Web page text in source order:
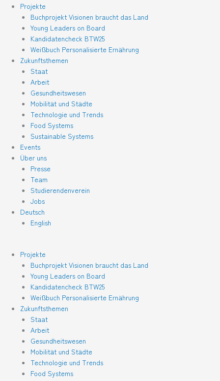
Projekte
Buchprojekt Visionen braucht das Land
Young Leaders on Board
Kandidatencheck BTW25
Weißbuch Personalisierte Ernährung
Zukunftsthemen
Staat
Arbeit
Gesundheitswesen
Mobilität und Städte
Technologie und Trends
Food Systems
Sustainable Systems
Events
Über uns
Presse
Team
Studierendenverein
Jobs
Deutsch
English
Projekte
Buchprojekt Visionen braucht das Land
Young Leaders on Board
Kandidatencheck BTW25
Weißbuch Personalisierte Ernährung
Zukunftsthemen
Staat
Arbeit
Gesundheitswesen
Mobilität und Städte
Technologie und Trends
Food Systems